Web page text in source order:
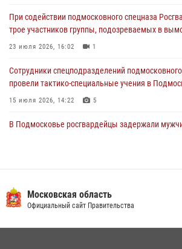
(видео)
03 августа 2026, 15:32
При содействии подмосковного спецназа
трое участников группы, подозреваемых в
23 июля 2026, 16:02 1
Сотрудники спецподразделений
провели тактико-специальные учения в
15 июля 2026, 14:22 5
В Подмосковье росгвардейцы задержали
федеральном розыске (видео)
22 июля 2026, 14:15 1
Московская область
Официальный сайт Правительства